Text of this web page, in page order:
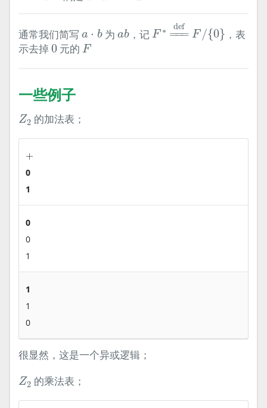
通常我们简写 a ⋅ b
a b 为 ab
ab，记 F ∗ def
=
== F /{0}
def
，表
示去掉0
0元的 F
F
一些例子
Z2
Z2 的加法表；
+
+
0
1
0
0
1
1
1
0
很显然，这是一个异或逻辑；
Z2
Z2 的乘法表；